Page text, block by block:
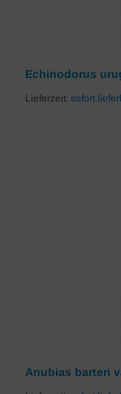
Echinodorus
Lieferzeit: sofort
Anubias barteri